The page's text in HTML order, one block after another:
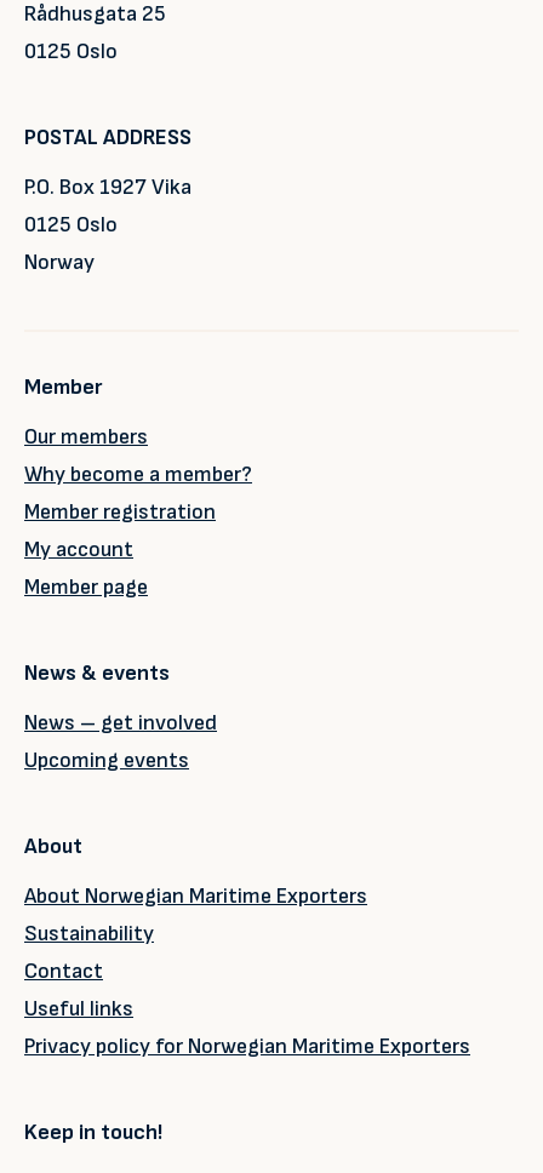
Rådhusgata 25
0125 Oslo
POSTAL ADDRESS
P.O. Box 1927 Vika
0125 Oslo
Norway
Member
Our members
Why become a member?
Member registration
My account
Member page
News & events
News – get involved
Upcoming events
About
About Norwegian Maritime Exporters
Sustainability
Contact
Useful links
Privacy policy for Norwegian Maritime Exporters
Keep in touch!